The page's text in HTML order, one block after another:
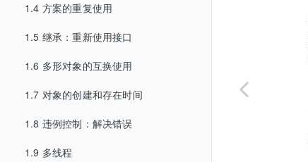
1.4 方案的重复使用
1.5 继承：重新使用接口
1.6 多形对象的互换使用
1.7 对象的创建和存在时间
1.8 违例控制：解决错误
1.9 多线程